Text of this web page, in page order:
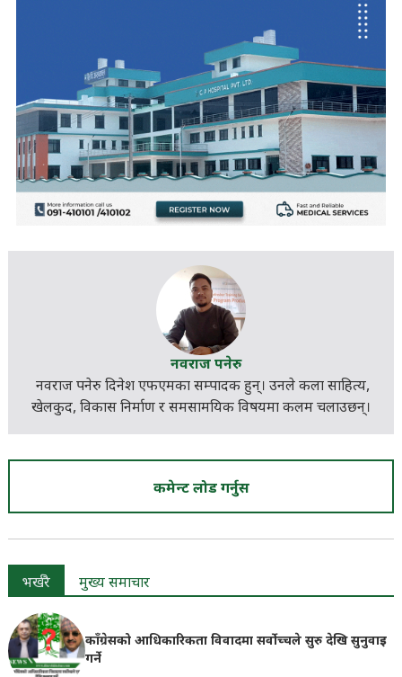
नवराज पनेरु
नवराज पनेरु दिनेश एफएमका सम्पादक हुन्। उनले कला साहित्य,
खेलकुद, विकास निर्माण रसमसामयिकविषयमा कलम चलाउछन्।
कमेन्ट लोड गर्नुस
भर्खरै मुख्य समाचार
काँग्रेसको आधिकारिकता विवादमा सर्वोच्चले सुरु देखि सुनुवाइ
गर्ने